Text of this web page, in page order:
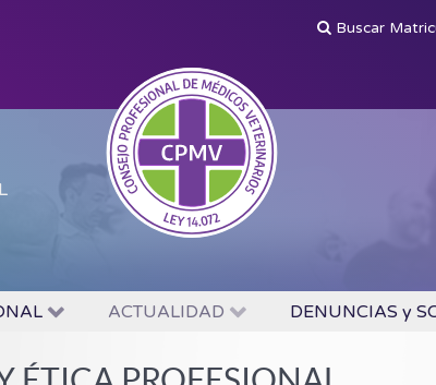
Buscar
ACTUALIDAD DENUNCIAS y